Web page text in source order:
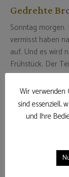
Gedrehte
Sonntag
vermisst haben
auf. Und es wird
Frühstück. Der
WEITERLESEN
Wir verwenden
sind essenziell,
und Ihre